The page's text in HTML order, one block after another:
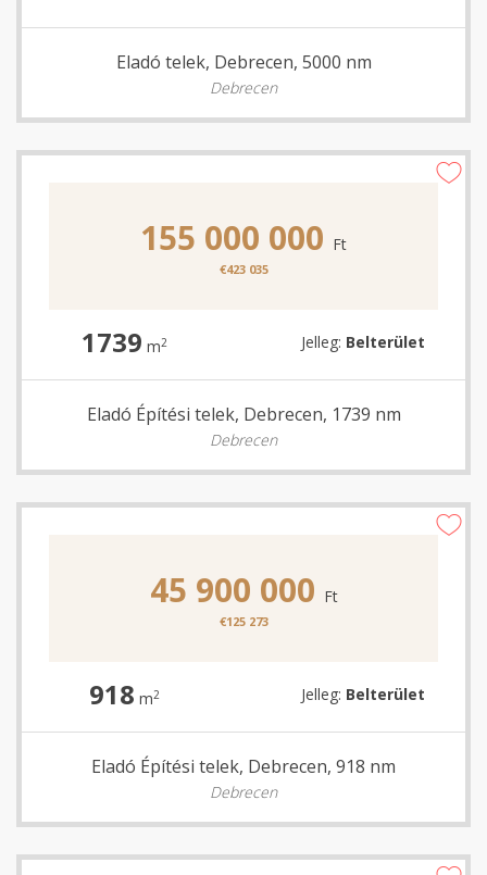
Eladó telek, Debrecen, 5000 nm
Debrecen
155 000 000 Ft
€423 035
1739 m2 Jelleg: Belterület
Eladó Építési telek, Debrecen, 1739 nm
Debrecen
45 900 000 Ft
€125 273
918 m2 Jelleg: Belterület
Eladó Építési telek, Debrecen, 918 nm
Debrecen